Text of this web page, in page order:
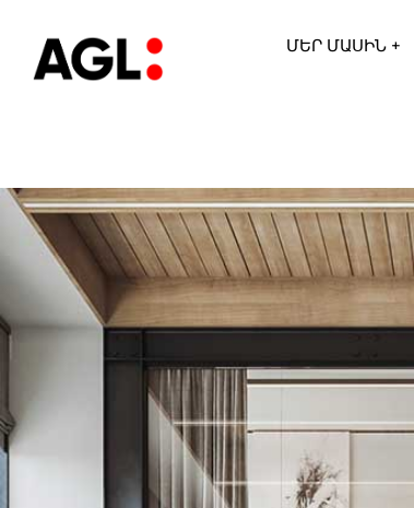
ՄԵՐ ՄԱՍԻՆ +